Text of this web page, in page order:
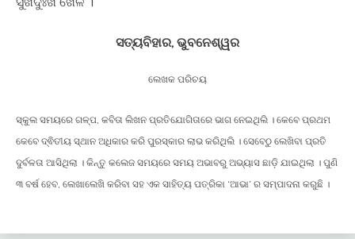
ସତ୍ୟବିହାର, ଭୁବନେଶ୍ୱର
ଲେଖକ ପରିଚୟ
ସ୍କୁଲ ସମୟରେ ଗଳ୍ପ, କବିତା ଲିଖନ ପ୍ରତିଯୋଗିତାରେ ଭାଗ ନେଇଥିଲି । କେବେ ପ୍ରଥମ
କେବେ ଦ୍ଵିତୀୟ ସ୍ଥାନ ଅଧିକାର କରି ପୁରସ୍କାର ଲାଭ କରିଥିଲି । ସେବେଠୁ ଲେଖିବା ପ୍ରତି
ଦୁର୍ବଳତା ଆସିଥିଲା । କିନ୍ତୁ କଲେଜ ସମୟରେ ସମୟ ଅଭାବରୁ ଅଭ୍ୟାସ ଛାଡ଼ି ଯାଇଥିଲା । ପୁଣି
୩ ବର୍ଷ ହେବ, ଲେଖାଲେଖି କରିବା ସହ ଏକ ସାହିତ୍ୟ ପତ୍ରିକା ‘ଆଭା’ ର ସମ୍ପାଦନା କରୁଛି ।